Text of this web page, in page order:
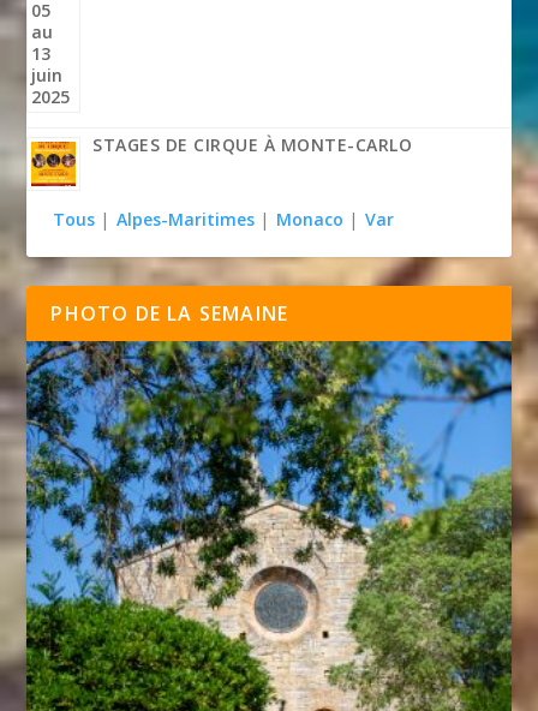
STAGES DE CIRQUE À MONTE-CARLO
Tous | Alpes-Maritimes | Monaco | Var
PHOTO DE LA SEMAINE